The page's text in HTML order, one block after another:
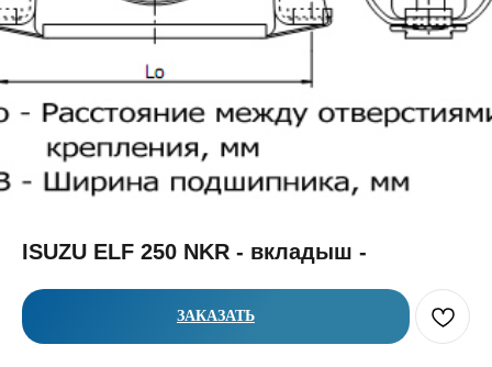
ISUZU ELF 250 NKR - вкладыш -
ЗАКАЗАТЬ